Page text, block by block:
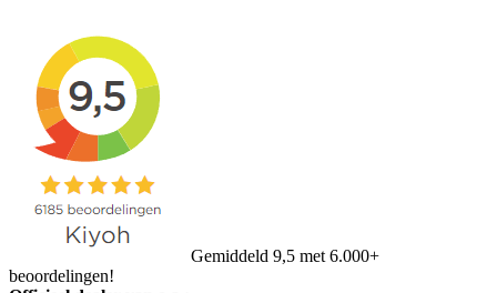
Gemiddeld 9,5 met 6.000+
beoordelingen!